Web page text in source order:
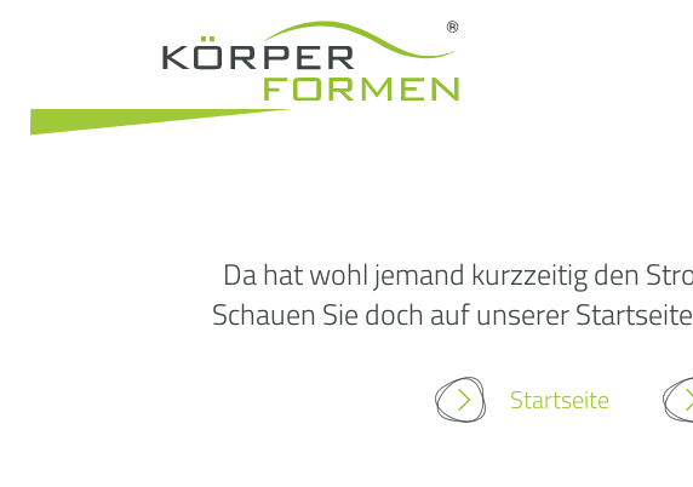
Da hat wohl jemand kurzzeitig den
Schauen Sie doch auf unserer
Startseite